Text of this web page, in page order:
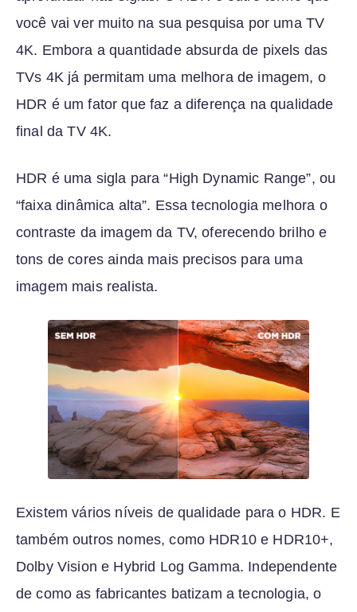
você vai ver muito na sua pesquisa por uma TV
4K. Embora a quantidade absurda de pixels das
TVs 4K já permitam uma melhora de imagem, o
HDR é um fator que faz a diferença na qualidade
final da TV 4K.
HDR é uma sigla para “High Dynamic Range”, ou
“faixa dinâmica alta”. Essa tecnologia melhora o
contraste da imagem da TV, oferecendo brilho e
tons de cores ainda mais precisos para uma
imagem mais realista.
Existem vários níveis de qualidade para o HDR. E
também outros nomes, como HDR10 e HDR10+,
Dolby Vision e Hybrid Log Gamma. Independente
de como as fabricantes batizam a tecnologia, o